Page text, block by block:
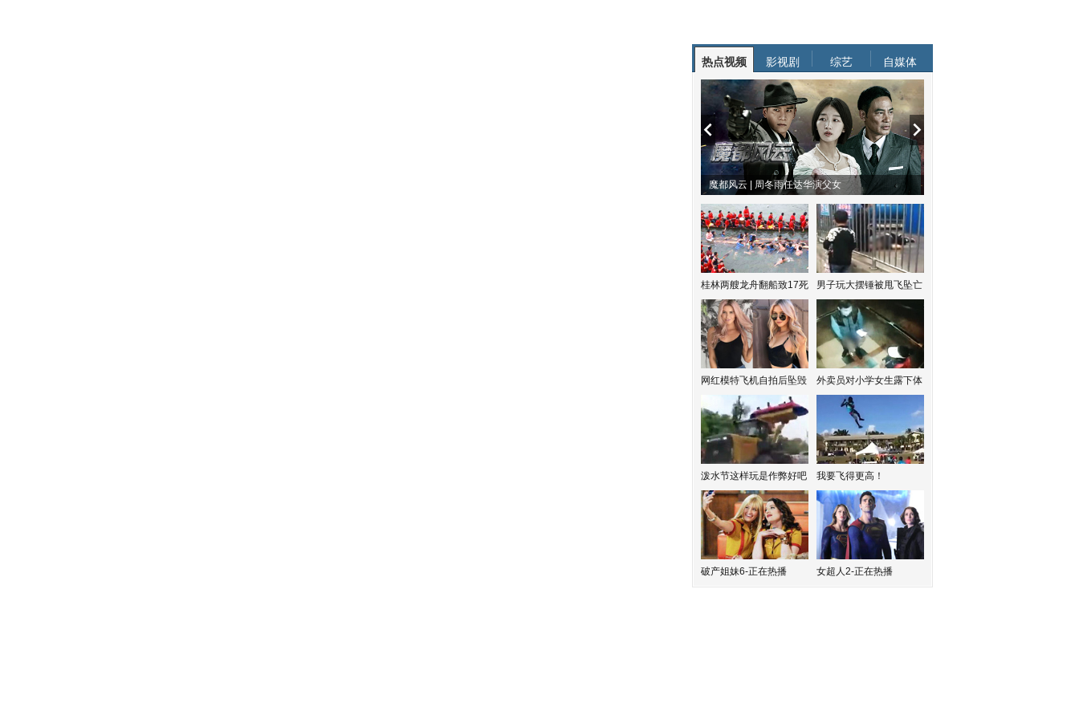
热点视频 影视剧 综艺 自媒体
魔都风云 | 周冬雨任达华演父女
桂林两艘龙舟翻船致17死 男子玩大摆锤被甩飞坠亡
网红模特飞机自拍后坠毁 外卖员对小学女生露下体
泼水节这样玩是作弊好吧 我要飞得更高！
破产姐妹6-正在热播 女超人2-正在热播